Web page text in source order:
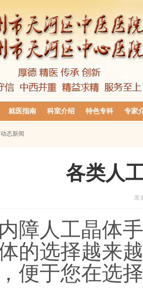
就医指南 科室介绍 特色专科 专家
动态新闻
各类人
发
障人工晶体
的选择越来
便于您在选